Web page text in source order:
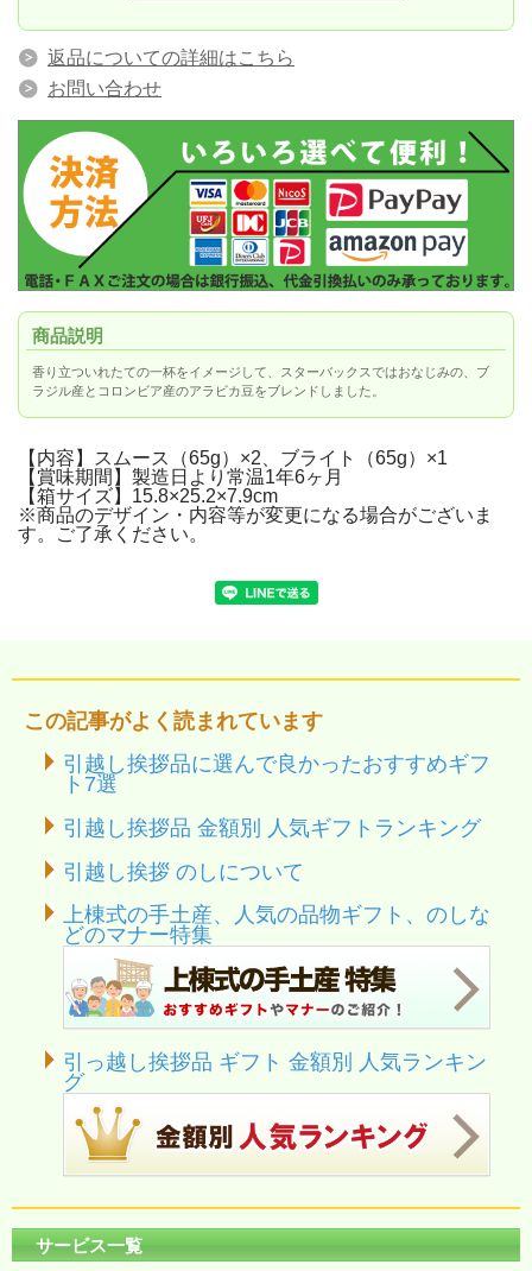
返品についての詳細はこちら
お問い合わせ
商品説明
香り立ついれたての一杯をイメージして、スターバックスではおなじみの、ブ
ラジル産とコロンビア産のアラビカ豆をブレンドしました。
【内容】スムース（65g）×2、ブライト（65g）×1
【賞味期間】製造日より常温1年6ヶ月
【箱サイズ】15.8×25.2×7.9cm
※商品のデザイン・内容等が変更になる場合がございま
す。ご了承ください。
この記事がよく読まれています
引越し挨拶品に選んで良かったおすすめギフ
ト7選
引越し挨拶品 金額別 人気ギフトランキング
引越し挨拶 のしについて
上棟式の手土産、人気の品物ギフト、のしな
どのマナー特集
引っ越し挨拶品 ギフト 金額別 人気ランキン
グ
サービス一覧